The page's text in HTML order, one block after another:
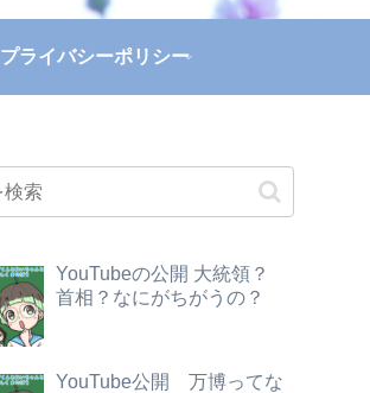
プライバシーポリシー
YouTubeの公開 大統領？
首相？なにがちがうの？
YouTube公開 万博ってな